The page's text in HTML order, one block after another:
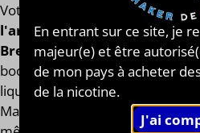
Votre e-liquide Mango
l'arôme concentré original de
Brew®. Finis les e-liquides trop
boosters de nicotine ! Notre
liquide en fonction de son
Mango Blackcurrant aura
En entrant sur ce site, je
majeur(e) et être
de mon pays à acheter
de la nicotine.